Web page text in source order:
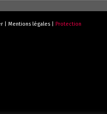
| Mentions légales| Protection